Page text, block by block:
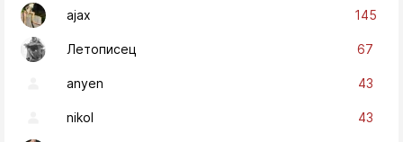
ajax 145
Летописец 67
anyen 43
nikol 43